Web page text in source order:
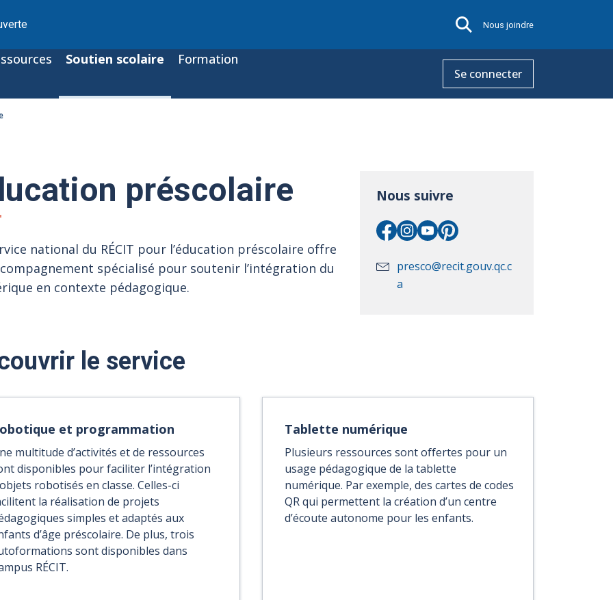
Nous joindre
Soutien scolaire Formation
Se connecter
préscolaire
national du RÉCIT pour l’éducation préscolaire offre
spécialisé pour soutenir l’intégration du
en contexte pédagogique.
Nous suivre
presco@recit.gouv.qc.c
a
le service
et programmation
multitude d’activités et de ressources
disponibles pour faciliter l’intégration
robotisés en classe. Celles-ci
la réalisation de projets
simples et adaptés aux
d’âge préscolaire. De plus, trois
sont disponibles dans
RÉCIT.
Tablette numérique
Plusieurs ressources sont offertes pour un
usage pédagogique de la tablette
numérique. Par exemple, des cartes de codes
QR qui permettent la création d’un centre
d’écoute autonome pour les enfants.